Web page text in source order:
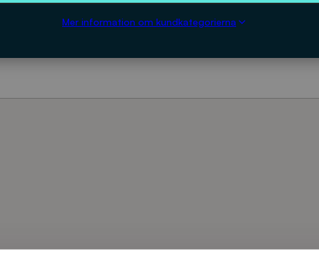
Mer information om kundkategorierna